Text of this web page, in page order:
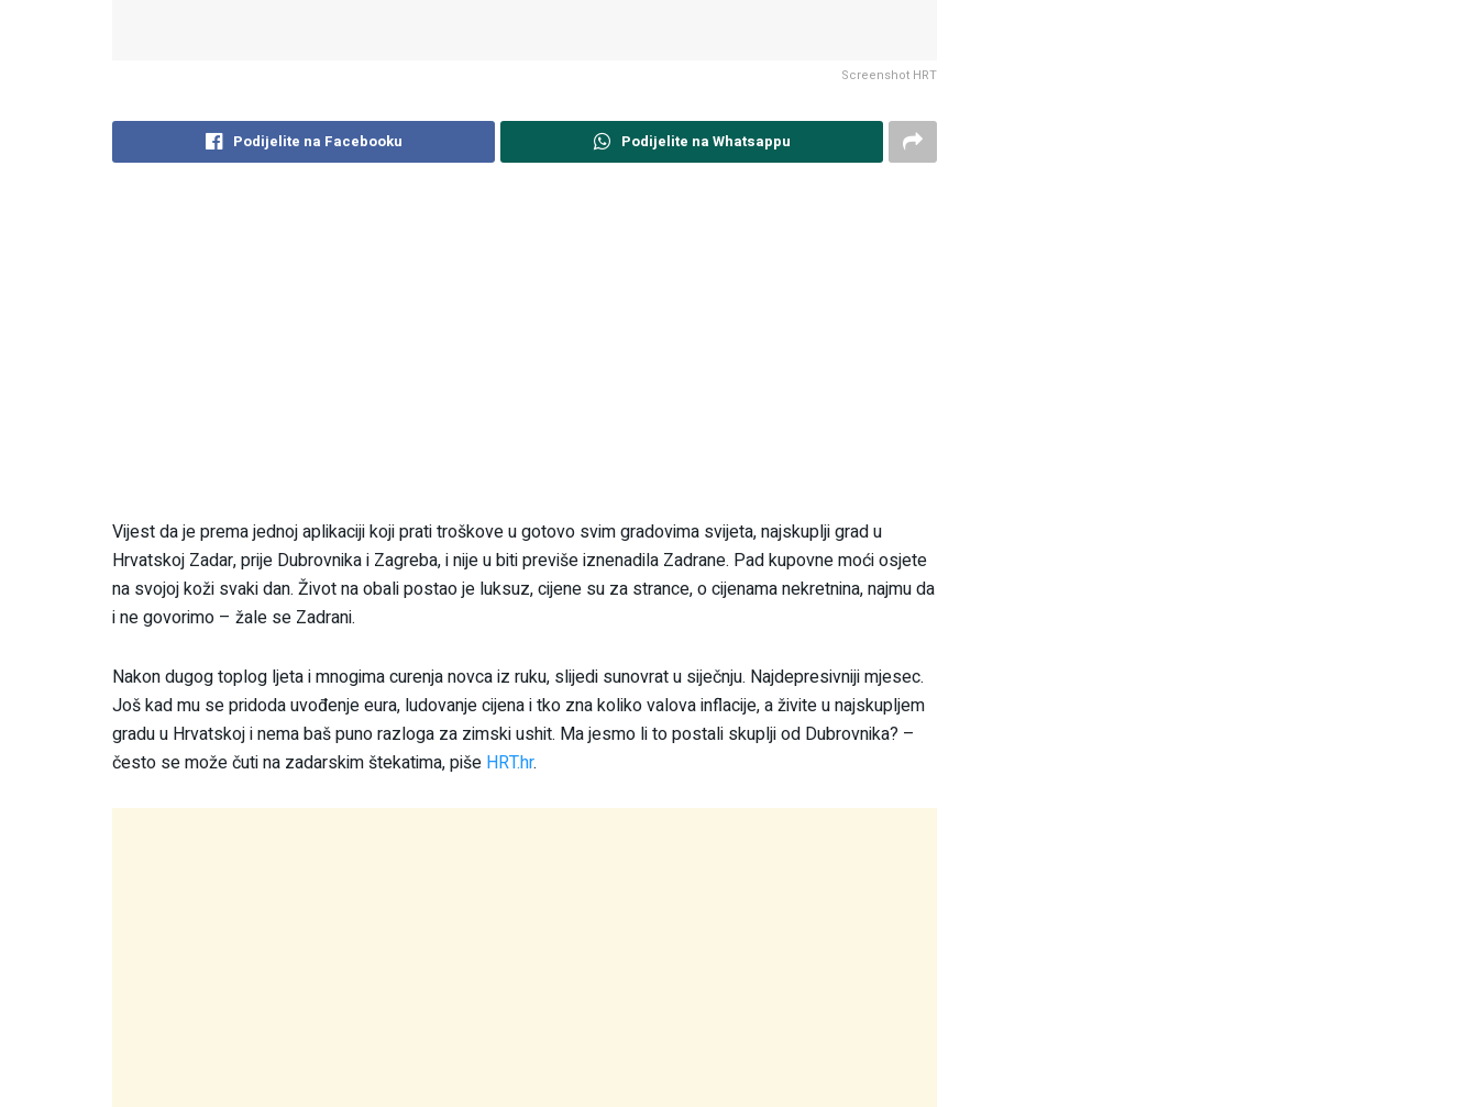
Screenshot HRT
Podijelite na Facebooku Podijelite na Whatsappu
Vijest da je prema jednoj aplikaciji koji prati troškove u gotovo svim gradovima svijeta, najskuplji grad u
Hrvatskoj Zadar, prije Dubrovnika i Zagreba, i nije u biti previše iznenadila Zadrane. Pad kupovne moći osjete
na svojoj koži svaki dan. Život na obali postao je luksuz, cijene su za strance, o cijenama nekretnina, najmu da
i ne govorimo – žale se Zadrani.
Nakon dugog toplog ljeta i mnogima curenja novca iz ruku, slijedi sunovrat u siječnju. Najdepresivniji mjesec.
Još kad mu se pridoda uvođenje eura, ludovanje cijena i tko zna koliko valova inflacije, a živite u najskupljem
gradu u Hrvatskoj i nema baš puno razloga za zimski ushit. Ma jesmo li to postali skuplji od Dubrovnika? –
često se može čuti na zadarskim štekatima, piše HRT.hr.